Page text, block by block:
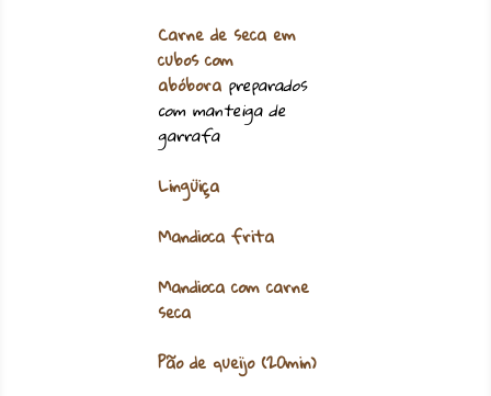
Carne de seca em
cubos com
abóbora preparados
com manteiga de
garrafa
Lingüiça
Mandioca frita
Mandioca com carne
seca
Pão de queijo (20min)